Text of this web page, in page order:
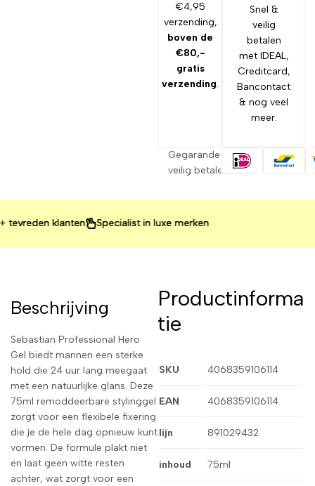
€4,95
verzending,
boven de
€80,-
gratis
verzending.
Snel &
veilig
betalen
met IDEAL,
Creditcard,
Bancontact
& nog veel
meer.
Gegarandeerd
veilig betalen
klanten Specialist in luxe merken
klanten Specialist in luxe merken
klanten Specialist in luxe merken
Beschrijving
Sebastian Professional Hero
Gel biedt mannen een sterke
hold die 24 uur lang meegaat
met een natuurlijke glans. Deze
75ml remoddeerbare stylinggel
zorgt voor een flexibele fixering
die je de hele dag opnieuw kunt
vormen. De formule plakt niet
en laat geen witte resten
achter, wat zorgt voor een
Productinforma
tie
SKU 4068359106114
EAN 4068359106114
lijn 891029432
inhoud 75ml